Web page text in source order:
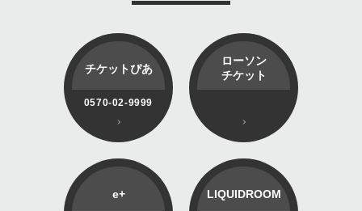
チケットぴあ
0570-02-9999
ローソン
チケット
e+ LIQUIDROOM